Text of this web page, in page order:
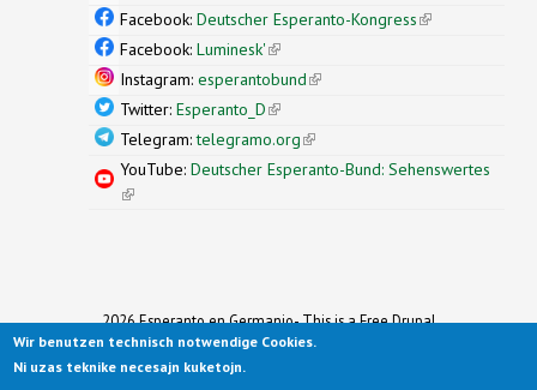
external)
Facebook: Deutscher Esperanto-Kongress(link is
Facebook: Luminesk'(link is external)
Instagram: esperantobund(link is external)
Twitter: Esperanto_D(link is external)
Telegram:telegramo.org(link is external)
YouTube: Deutscher Esperanto-Bund: Sehenswertes
(link is external)
2026 Esperanto en Germanio- This is a Free Drupal
Theme
Ported to Drupal for the Open Source Community by
Wir benutzen technisch notwendige Cookies.
Ni uzas teknike necesajn kuketojn.